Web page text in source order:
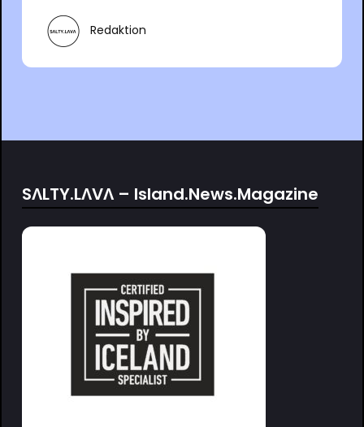
Redaktion
SΛLTY.LΛVΛ – Island.News.Magazine